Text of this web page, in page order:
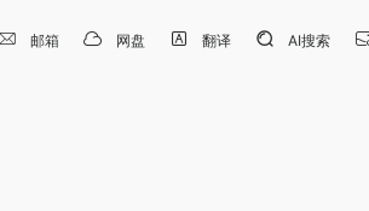
邮箱 网盘 翻译 AI搜索